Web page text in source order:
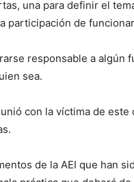
una para definir el
participación de
responsable a algún
sea.
con la víctima de
de la AEI que han